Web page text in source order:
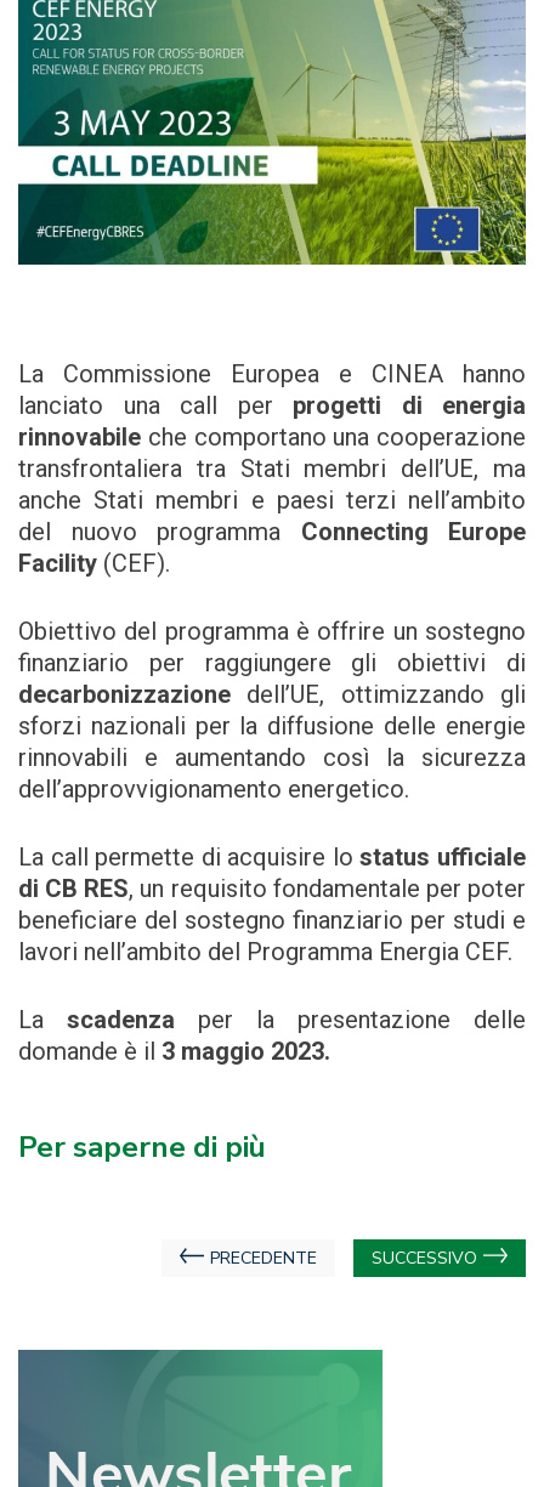
La Commissione Europea e CINEA hanno
lanciato una call per progetti di energia
rinnovabile che comportano una cooperazione
transfrontaliera tra Stati membri dell’UE, ma
anche Stati membri e paesi terzi nell’ambito
del nuovo programma Connecting Europe
Facility (CEF).
Obiettivo del programma è offrire un sostegno
finanziario per raggiungere gli obiettivi di
decarbonizzazione dell’UE, ottimizzando gli
sforzi nazionali per la diffusione delle energie
rinnovabili e aumentando così la sicurezza
dell’approvvigionamento energetico.
La call permette di acquisire lostatus ufficiale
di CB RES, un requisito fondamentale per poter
beneficiare del sostegno finanziario per studi e
lavori nell’ambito del Programma Energia CEF.
La scadenza per la presentazione delle
domande è il 3 maggio 2023.
Per saperne di più
Navigazione
PRECEDENTE SUCCESSIVO